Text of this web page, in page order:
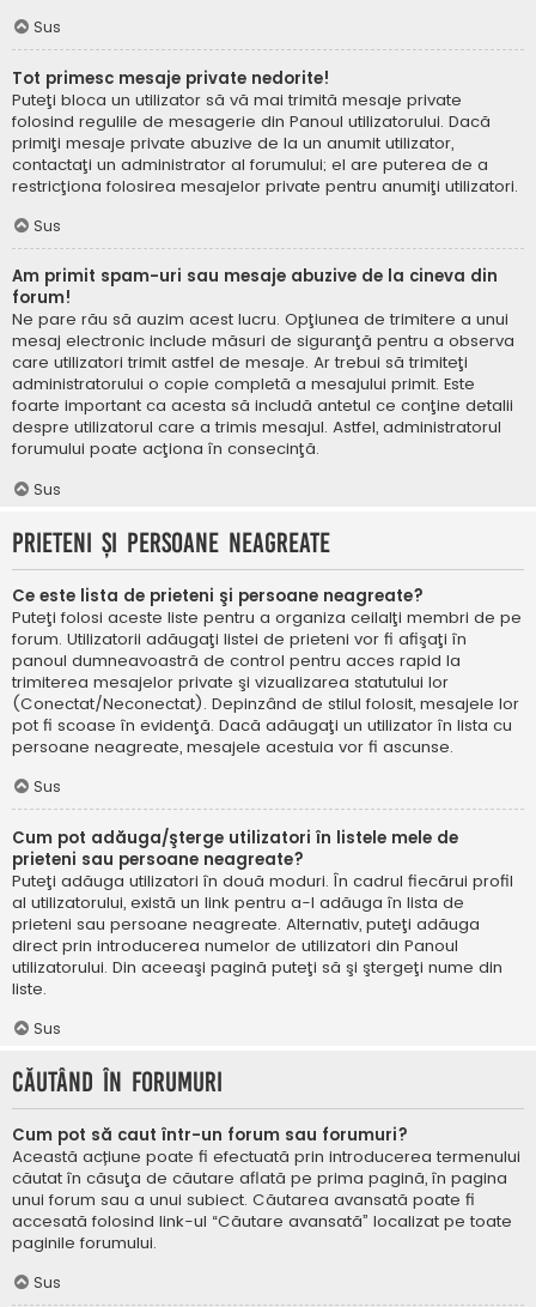
Sus
Tot primesc mesaje private nedorite!
Puteţi bloca un utilizator să vă mai trimită mesaje private
folosind regulile de mesagerie din Panoul utilizatorului. Dacă
primiţi mesaje private abuzive de la un anumit utilizator,
contactaţi un administrator al forumului; el are puterea de a
restricţiona folosirea mesajelor private pentru anumiţi utilizatori.
Sus
Am primit spam-uri sau mesaje abuzive de la cineva din
forum!
Ne pare rău să auzim acest lucru. Opţiunea de trimitere a unui
mesaj electronic include măsuri de siguranţă pentru a observa
care utilizatori trimit astfel de mesaje. Ar trebui să trimiteţi
administratorului o copie completă a mesajului primit. Este
foarte important ca acesta să includă antetul ce conţine detalii
despre utilizatorul care a trimis mesajul. Astfel, administratorul
forumului poate acţiona în consecinţă.
Sus
Prieteni şi persoane neagreate
Ce este lista de prieteni şi persoane neagreate?
Puteţi folosi aceste liste pentru a organiza ceilalţi membri de pe
forum. Utilizatorii adăugaţi listei de prieteni vor fi afişaţi în
panoul dumneavoastră de control pentru acces rapid la
trimiterea mesajelor private şi vizualizarea statutului lor
(Conectat/Neconectat). Depinzând de stilul folosit, mesajele lor
pot fi scoase în evidenţă. Dacă adăugaţi un utilizator în lista cu
persoane neagreate, mesajele acestuia vor fi ascunse.
Sus
Cum pot adăuga/şterge utilizatori în listele mele de
prieteni sau persoane neagreate?
Puteţi adăuga utilizatori în două moduri. În cadrul fiecărui profil
al utilizatorului, există un link pentru a-l adăuga în lista de
prieteni sau persoane neagreate. Alternativ, puteţi adăuga
direct prin introducerea numelor de utilizatori din Panoul
utilizatorului. Din aceeaşi pagină puteţi să şi ştergeţi nume din
liste.
Sus
Căutând în forumuri
Cum pot să caut într-un forum sau forumuri?
Această acțiune poate fi efectuată prin introducerea termenului
căutat în căsuţa de căutare aflată pe prima pagină, în pagina
unui forum sau a unui subiect. Căutarea avansată poate fi
accesată folosind link-ul “Căutare avansată” localizat pe toate
paginile forumului.
Sus